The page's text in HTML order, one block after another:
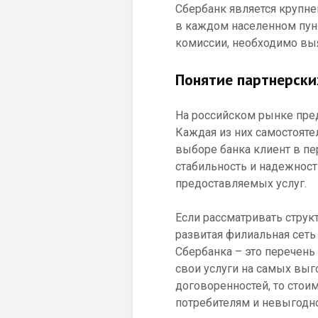
Сбербанк является
в каждом населенном
комиссии, необходимо
Понятие
На российском рынке
Каждая из них
выборе банка клиент в
стабильность и
предоставляемых услуг.
Если рассматривать
развитая филиальная
Сбербанка – это
свои услуги на самых
договоренностей, то
потребителям и